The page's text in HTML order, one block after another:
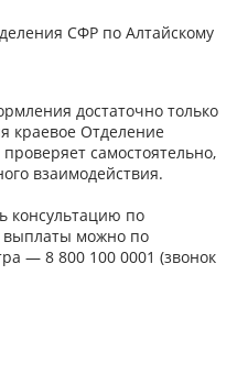
СФР по Алтайскому
достаточно только
краевое Отделение
самостоятельно,
взаимодействия.
консультацию по
выплаты можно по
— 8 800 100 0001 (звонок